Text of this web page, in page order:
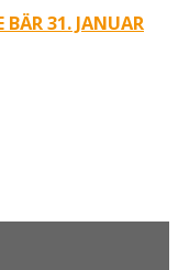
BÄR 31. JANUAR